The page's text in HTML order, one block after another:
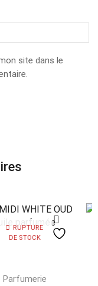
site dans le
RUPTURE
DE STOCK
Parfumerie